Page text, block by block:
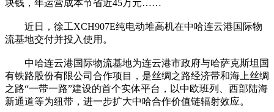
块钱，年运营成本节省近45万元……
近日，徐工XCH907E纯电动堆高机在中哈连云港国际物
流基地交付并投入使用。
中哈连云港国际物流基地为连云港市政府与哈萨克斯坦国
有铁路股份有限公司合作项目，是丝绸之路经济带和海上丝绸
之路“一带一路”建设的首个实体平台，以中欧班列、西部陆海
新通道等为纽带，进一步扩大中哈合作价值链辐射效应。